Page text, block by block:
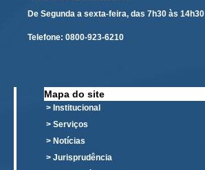
Gestão de Riscos
Laboratório de Inovação
Sites Institucionais
Centro de Memória
Educação a distância
De Segunda a sexta-feira, das 7h30 às 14h30
Telefone: 0800-923-6210
Mapa do site
> Institucional
> Serviços
> Notícias
> Jurisprudência